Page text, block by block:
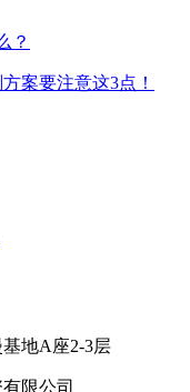
？
案要注意这3点！
地A座2-3层
限公司